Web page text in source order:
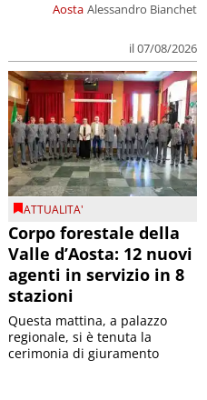
Aosta Alessandro Bianchet
il 07/08/2026
ATTUALITA'
Corpo forestale della
Valle d’Aosta: 12 nuovi
agenti in servizio in 8
stazioni
Questa mattina, a palazzo
regionale, si è tenuta la
cerimonia di giuramento